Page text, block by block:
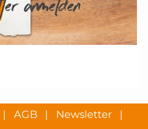
| AGB | Newsletter
|